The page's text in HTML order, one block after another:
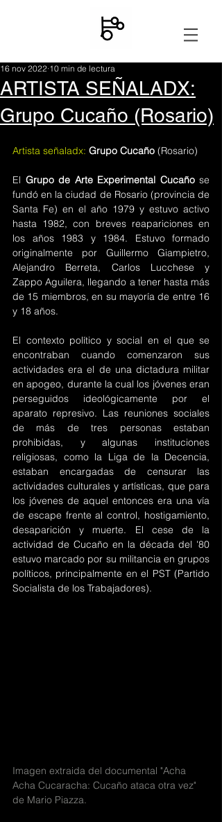
ARTISTA SEÑALADX:
Grupo Cucaño (Rosario)
16 nov 2022 10 min de lectura
Artista señaladx: Grupo Cucaño (Rosario)
El Grupo de Arte Experimental Cucaño se
fundó en la ciudad de Rosario (provincia de
Santa Fe) en el año 1979 y estuvo activo
hasta 1982, con breves reapariciones en
los años 1983 y 1984. Estuvo formado
originalmente por Guillermo Giampietro,
Alejandro Berreta, Carlos Lucchese y
Zappo Aguilera, llegando a tener hasta más
de 15 miembros, en su mayoría de entre 16
y 18 años.
El contexto político y social en el que se
encontraban cuando comenzaron sus
actividades era el de una dictadura militar
en apogeo, durante la cual los jóvenes eran
perseguidos ideológicamente por el
aparato represivo. Las reuniones sociales
de más de tres personas estaban
prohibidas, y algunas instituciones
religiosas, como la Liga de la Decencia,
estaban encargadas de censurar las
actividades culturales y artísticas, que para
los jóvenes de aquel entonces era una vía
de escape frente al control, hostigamiento,
desaparición y muerte. El cese de la
actividad de Cucaño en la década del '80
estuvo marcado por su militancia en grupos
políticos, principalmente en el PST (Partido
Socialista de los Trabajadores).
Imagen extraida del documental "Acha
Acha Cucaracha: Cucaño ataca otra vez"
de Mario Piazza.